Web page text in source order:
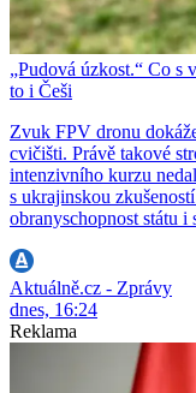
„Pudová úzkost.“ Co s
to i Češi
Zvuk FPV dronu
cvičišti. Právě takové
intenzivního kurzu
s ukrajinskou
obranyschopnost státu i
Aktuálně.cz - Zprávy
dnes, 16:24
Reklama